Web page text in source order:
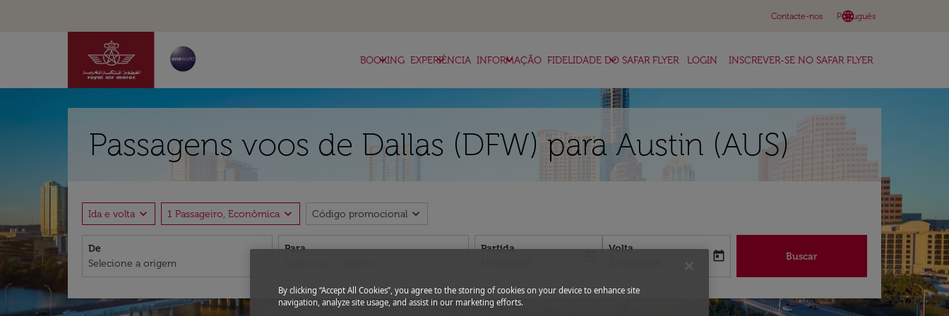
Contacte-nos language
Português
keyboard_arrow_down
BOOKING
keyboard_arrow_down EXPERIÊNCIA
keyboard_arrow_down INFORMAÇÃO
keyboard_arrow_down FIDELIDADE DO SAFAR FLYER
keyboard_arrow_down LOGIN INSCREVER-SE NO SAFAR FLYER
Passagens voos de Dallas (DFW) para Austin (AUS)
Ida e volta expand_more 1 Passageiro, Econômica expand_more Código promocional expand_more
De Para
Partida
Volta
fc-booking-return-date-aria-label
today Buscar
By clicking “Accept All Cookies”, you agree to the storing of cookies on your device to enhance site
navigation, analyze site usage, and assist in our marketing efforts.